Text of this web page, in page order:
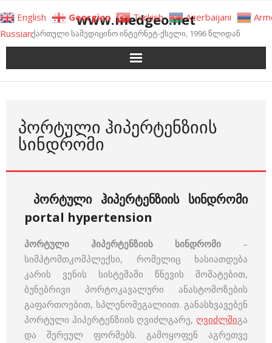
to
content
www.medgeo.net
ქართული სამედიცინო ინტერნეტ-ქსელი, 1996 წლიდან
ᲞᲝᲠᲢᲣᲚᲘ ᲰᲘᲞᲔᲠᲢᲔᲜᲖᲘᲘᲡ
ᲡᲘᲜᲓᲠᲝᲛᲘ
პორტული ჰიპერტენზიის სინდრომი
portal hypertension
პორტული ჰიპერტენზიის სინდრომი –
სიმპტომთკომპლექსი, რომელიც ხასიათდება
კარის ვენის სისტემაში წნევის მომატებით,
ბუნებრივი პორტოკავალური ანასტომოზების
გაფართოებით, სპლენომეგალიით. განასხვავებენ
პორტული ჰიპერტენზიის ღვიძლგარე, ღვიძლშიგა
და შერეულ ფორმებს. გამოყოფენ აგრეთვე
English Georgian Turkish Azerbaijani
Russian